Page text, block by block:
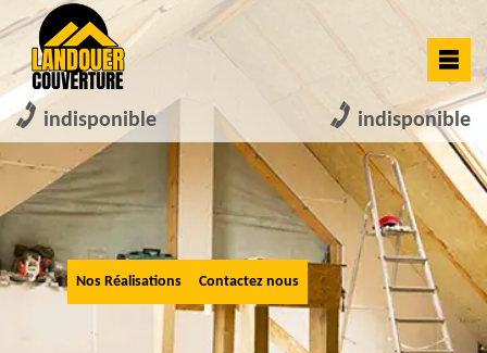
indisponible indisponible
Nos Réalisations Contactez nous